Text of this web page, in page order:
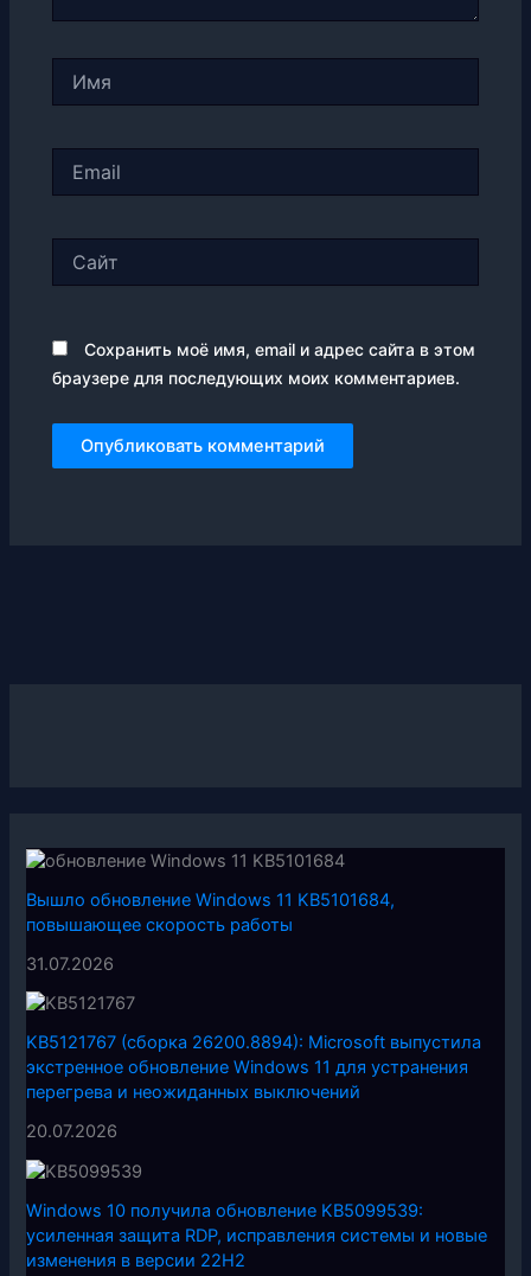
Сохранить моё имя, email и адрес сайта в этом
браузере для последующих моих комментариев.
Вышло обновление Windows 11 KB5101684,
повышающее скорость работы
31.07.2026
KB5121767 (сборка 26200.8894): Microsoft выпустила
экстренное обновление Windows 11 для устранения
перегрева и неожиданных выключений
20.07.2026
Windows 10 получила обновление KB5099539:
усиленная защита RDP, исправления системы и новые
изменения в версии 22H2